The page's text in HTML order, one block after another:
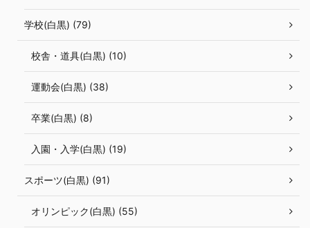
学校(白黒) (79)
校舎・道具(白黒) (10)
運動会(白黒) (38)
卒業(白黒) (8)
入園・入学(白黒) (19)
スポーツ(白黒) (91)
オリンピック(白黒) (55)